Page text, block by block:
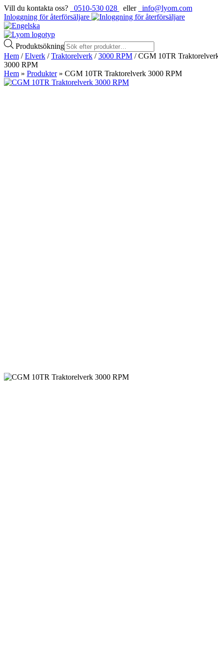
Vill du kontakta oss? 0510-530 028 eller
info@lyom.com
Inloggning för återförsäljare
Produktsökning
Hem /Elverk /Traktorelverk /3000 RPM / CGM 10TR
3000 RPM
Hem » Produkter» CGM 10TR Traktorelverk 3000 RPM